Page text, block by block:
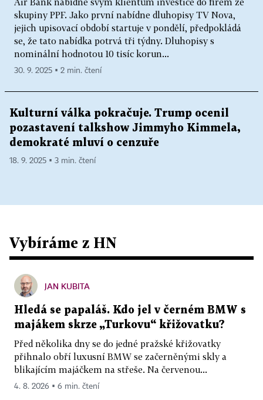
skupiny PPF. Jako první nabídne dluhopisy TV Nova,
jejich upisovací období startuje v pondělí, předpokládá
se, že tato nabídka potrvá tři týdny. Dluhopisy s
nominální hodnotou 10 tisíc korun...
30. 9. 2025 ▪ 2 min. čtení
Kulturní válka pokračuje. Trump ocenil
pozastavení talkshow Jimmyho Kimmela,
demokraté mluví o cenzuře
18. 9. 2025 ▪ 3 min. čtení
Vybíráme z HN
JAN KUBITA
Hledá se papaláš. Kdo jel v černém BMW s
majákem skrze „Turkovu“ křižovatku?
Před několika dny se do jedné pražské křižovatky
přihnalo obří luxusní BMW se začerněnými skly a
blikajícím majáčkem na střeše. Na červenou...
4. 8. 2026 ▪ 6 min. čtení